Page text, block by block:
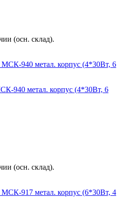
(осн. склад).
940 метал. корпус (4*30Вт, 6
(осн. склад).